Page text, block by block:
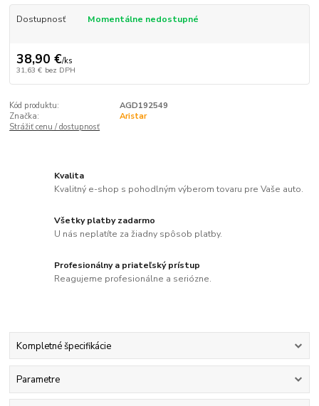
Dostupnosť Momentálne nedostupné
38,90 €/ks
31,63 € bez DPH
Kód produktu:
AGD192549
Značka:
Aristar
Strážiť cenu / dostupnosť
Kvalita
Kvalitný e-shop s pohodlným výberom tovaru pre Vaše auto.
Všetky platby zadarmo
U nás neplatíte za žiadny spôsob platby.
Profesionálny a priateľský prístup
Reagujeme profesionálne a seriózne.
Kompletné špecifikácie
Parametre